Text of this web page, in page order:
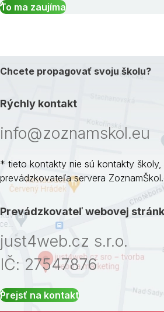
To ma zaujíma
Chcete propagovať svoju školu?
Rýchly kontakt
info@zoznamskol.eu
* tieto kontakty nie sú kontakty
prevádzkovateľa servera
Prevádzkovateľ webovej
just4web.cz s.r.o.
IČ: 27547876
Prejsť na kontakt